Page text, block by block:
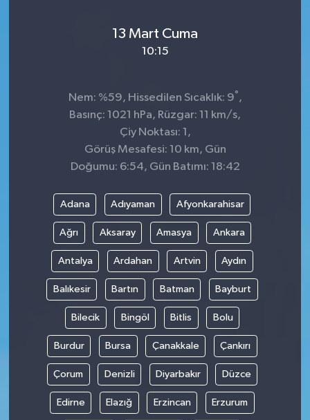
13 Mart Cuma
10:15
Nem: %59, Hissedilen Sıcaklık: 9° ,
Basınç: 1021 hPa, Rüzgar: 11 km/s,
Çiy Noktası: 1,
Görüş Mesafesi: 10 km, Gün
Doğumu: 6:54, Gün Batımı: 18:42
Adana Adıyaman Afyonkarahisar
Ağrı Aksaray Amasya Ankara
Antalya Ardahan Artvin Aydın
Balıkesir Bartın Batman Bayburt
Bilecik Bingöl Bitlis Bolu
Burdur Bursa Çanakkale Çankırı
Çorum Denizli Diyarbakır Düzce
Edirne Elazığ Erzincan Erzurum